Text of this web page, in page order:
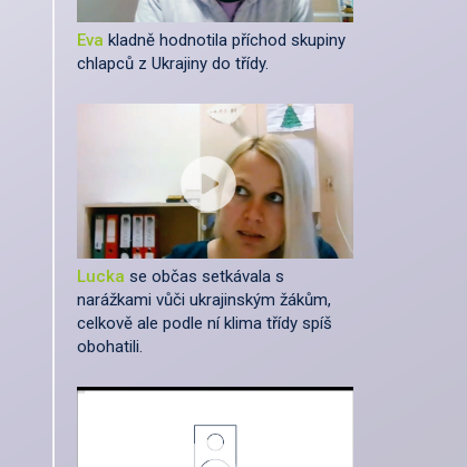
Eva kladně hodnotila příchod skupiny
chlapců z Ukrajiny do třídy.
Lucka se občas setkávala s
narážkami vůči ukrajinským žákům,
celkově ale podle ní klima třídy spíš
obohatili.